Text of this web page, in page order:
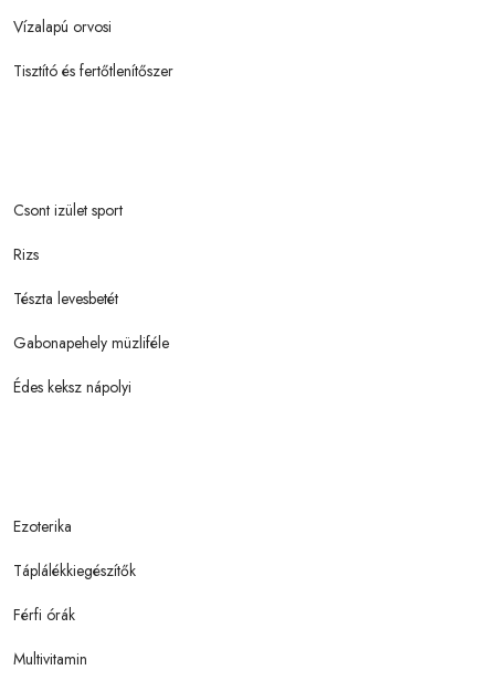
Vízalapú orvosi
Tisztító és fertőtlenítőszer
Csont izület sport
Rizs
Tészta levesbetét
Gabonapehely müzliféle
Édes keksz nápolyi
Ezoterika
Táplálékkiegészítők
Férfi órák
Multivitamin